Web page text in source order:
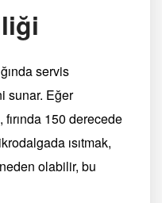
servis
sunar. Eğer
150 derecede
ısıtmak,
olabilir, bu